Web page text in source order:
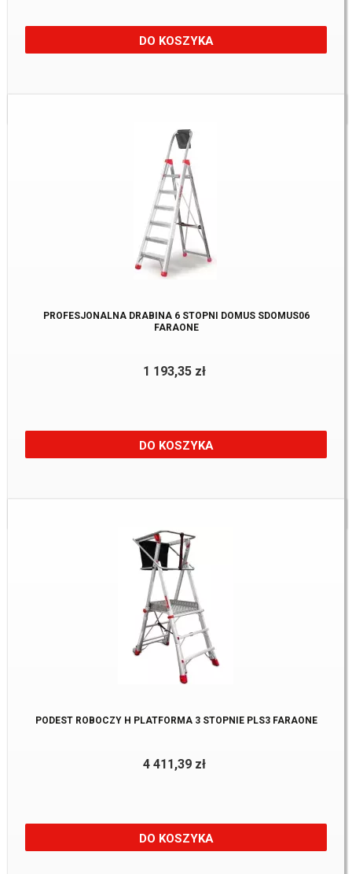
DO KOSZYKA
Dostępne:2 szt
PROFESJONALNA DRABINA 6 STOPNI DOMUS SDOMUS06
FARAONE
1 193,35 zł
DO KOSZYKA
Dostępne:2 szt
PODEST ROBOCZY H PLATFORMA 3 STOPNIE PLS3 FARAONE
4 411,39 zł
DO KOSZYKA